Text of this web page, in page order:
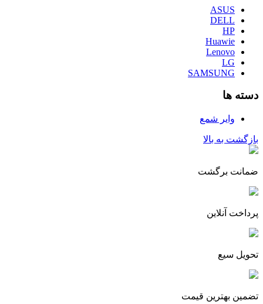
ASUS
DELL
HP
Huawie
Lenovo
LG
SAMSUNG
دسته ها
وایر شمع
بازگشت به بالا
ضمانت برگشت
پرداخت آنلاین
تحویل سیع
تضمین بهترین قیمت